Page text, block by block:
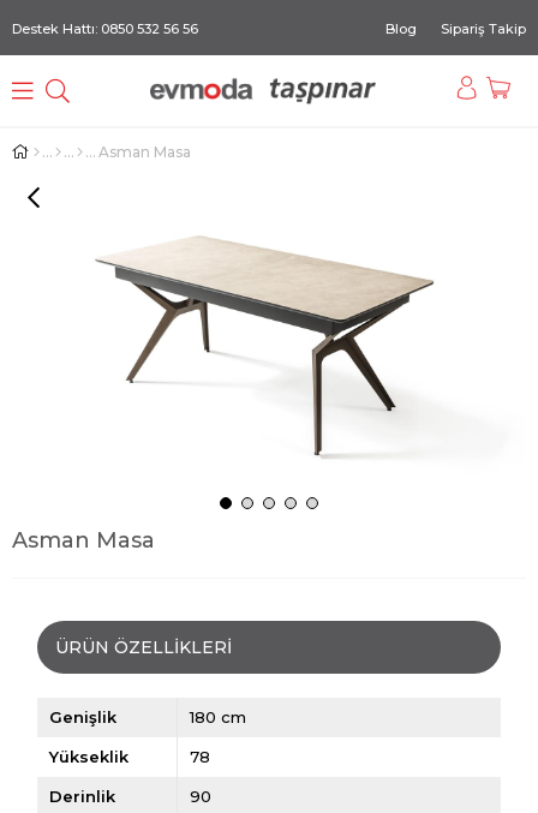
Destek Hattı: 0850 532 56 56 Blog Sipariş Takip
Asman Masa
Asman Masa
ÜRÜN ÖZELLIKLERI
Genişlik 180 cm
Yükseklik 78
Derinlik 90